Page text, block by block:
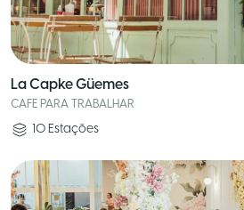
La Capke Güemes
CAFE PARA TRABALHAR
10 Estações